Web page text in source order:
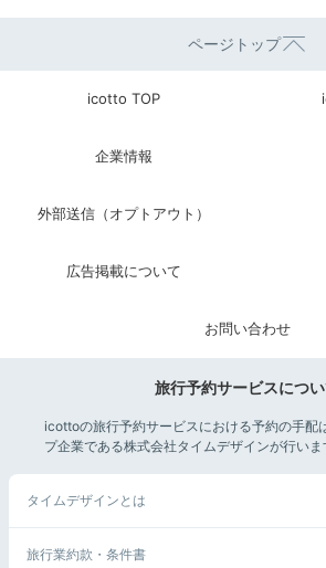
熱海駅前にある「仲見世商店街」や「
物の干物や温泉まんじゅうなど、ご当
みて。
Return trip
15:00
熱海の老舗旅館で
ページトップ
icotto TOP
企業情報
外部送信（オプトアウト）
広告掲載について
お問い合わせ
旅行予約サービスにつ
icottoの旅行予約サービスにおける予約の手配
プ企業である株式会社タイムデザインが行いま
タイムデザインとは
旅行業約款・条件書